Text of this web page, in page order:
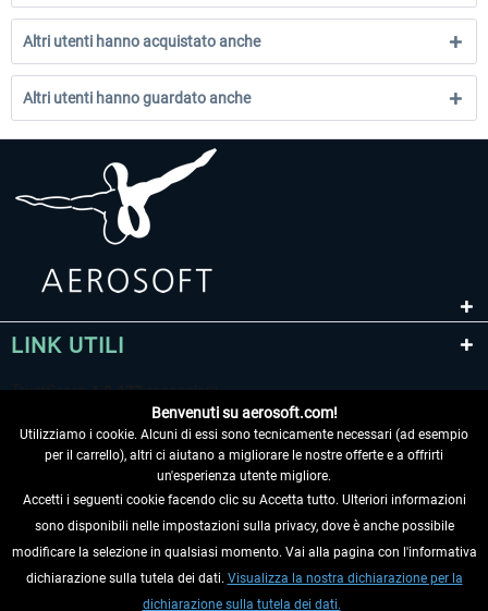
Altri utenti hanno acquistato anche
Altri utenti hanno guardato anche
LINK UTILI
RECEDERE DAL CONTRATTO
INFORMAZIONI
Benvenuti su aerosoft.com!
Utilizziamo i cookie. Alcuni di essi sono tecnicamente necessari (ad esempio
per il carrello), altri ci aiutano a migliorare le nostre offerte e a offrirti
un'esperienza utente migliore.
Accetti i seguenti cookie facendo clic su Accetta tutto. Ulteriori informazioni
sono disponibili nelle impostazioni sulla privacy, dove è anche possibile
modificare la selezione in qualsiasi momento. Vai alla pagina con l'informativa
dichiarazione sulla tutela dei dati. Visualizza la nostra dichiarazione per la
dichiarazione sulla tutela dei dati.